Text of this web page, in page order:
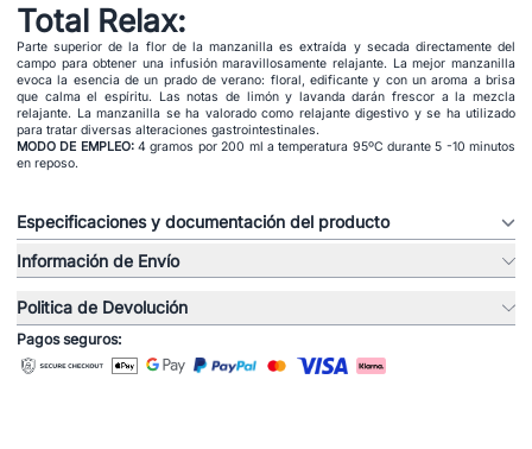
Total Relax:
Parte superior de la flor de la manzanilla es extraída y secada directamente del
campo para obtener una infusión maravillosamente relajante. La mejor manzanilla
evoca la esencia de un prado de verano: floral, edificante y con un aroma a brisa
que calma el espíritu. Las notas de limón y lavanda darán frescor a la mezcla
relajante. La manzanilla se ha valorado como relajante digestivo y se ha utilizado
para tratar diversas alteraciones gastrointestinales.
MODO DE EMPLEO:4 gramos por 200 ml a temperatura 95ºC durante 5 -10 minutos
en reposo.
Especificaciones y documentación del producto
Información de Envío
Politica de Devolución
Pagos seguros: